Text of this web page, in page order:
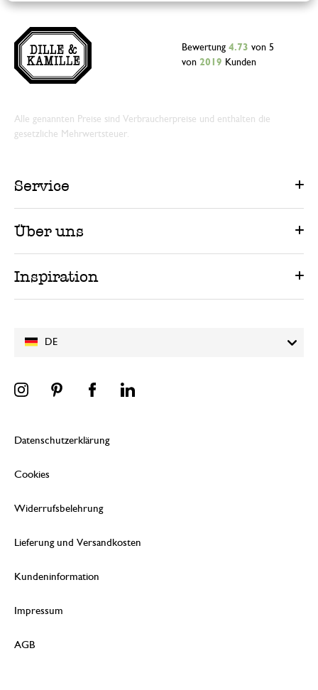
DE
Bewertung 4.73 von 5
von 2019 Kunden
Alle genannten Preise sind Verbraucherpreise und enthalten die
gesetzliche Mehrwertsteuer.
Service
Über uns
Inspiration
Datenschutzerklärung
Cookies
Widerrufsbelehrung
Lieferung und Versandkosten
Kundeninformation
Impressum
AGB